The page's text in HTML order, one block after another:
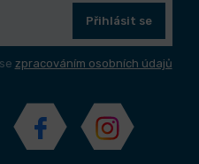
Přihlásit se
zpracováním osobních údajů